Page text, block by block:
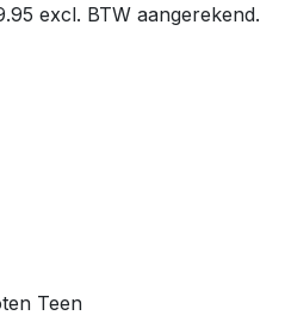
excl. BTW aangerekend.
Teen